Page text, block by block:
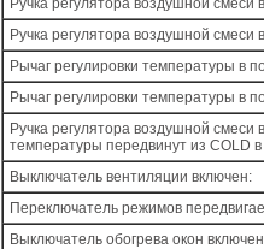
Ручка регулятора воздушной
Ручка регулятора воздушной
Рычаг регулировки температуры в
Рычаг регулировки температуры в
Ручка регулятора воздушной смеси
температуры передвинут из COLD в
Выключатель вентиляции включен:
Переключатель режимов
Выключатель обогрева окон